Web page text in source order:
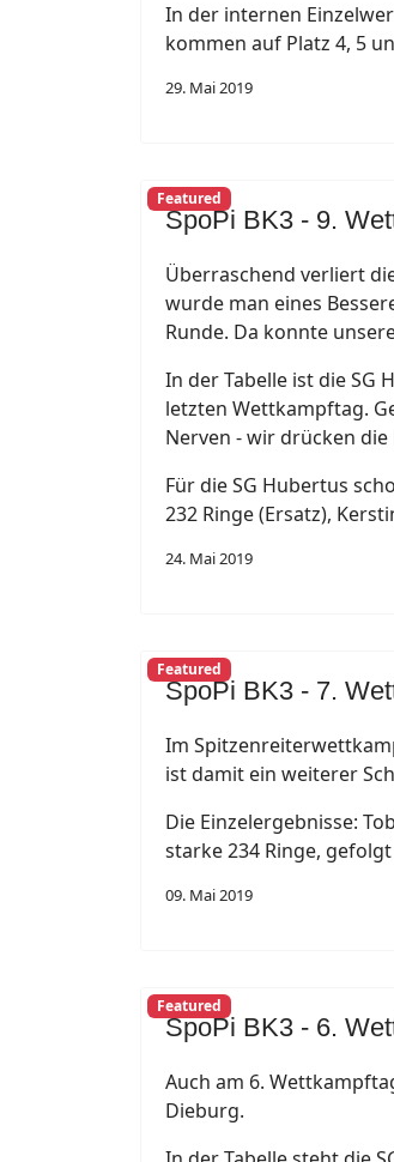
In der internen
kommen auf Platz 4, 5
29. Mai 2019
Featured
SpoPi BK3 - 9.
Überraschend verliert
wurde man eines
Runde. Da konnte
In der Tabelle ist die SG
letzten Wettkampftag.
Nerven - wir drücken die
Für die SG Hubertus
232 Ringe (Ersatz),
24. Mai 2019
Featured
SpoPi BK3 - 7.
Im
ist damit ein weiterer
Die Einzelergebnisse:
starke 234 Ringe,
09. Mai 2019
Featured
SpoPi BK3 - 6.
Auch am 6.
Dieburg.